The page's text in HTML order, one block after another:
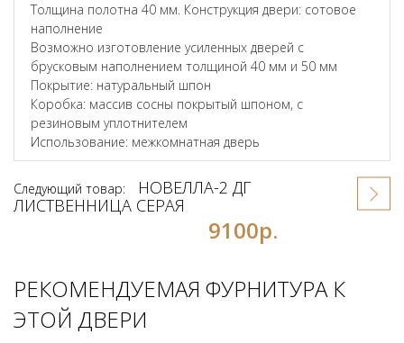
Толщина полотна 40 мм. Конструкция двери: сотовое
наполнение
Возможно изготовление усиленных дверей с
брусковым наполнением толщиной 40 мм и 50 мм
Покрытие: натуральный шпон
Коробка: массив сосны покрытый шпоном, с
резиновым уплотнителем
Использование: межкомнатная дверь
Следующий товар:
НОВЕЛЛА-2 ДГ
ЛИСТВЕННИЦА СЕРАЯ
9100р.
РЕКОМЕНДУЕМАЯ ФУРНИТУРА К
ЭТОЙ ДВЕРИ